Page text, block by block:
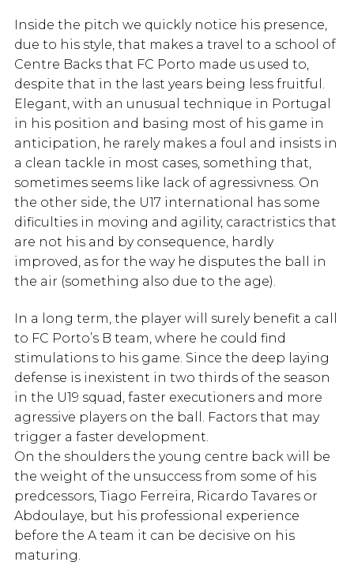
Inside the pitch we quickly notice his presence,
due to his style, that makes a travel to a school of
Centre Backs that FC Porto made us used to,
despite that in the last years being less fruitful.
Elegant, with an unusual technique in Portugal
in his position and basing most of his game in
anticipation, he rarely makes a foul and insists in
a clean tackle in most cases, something that,
sometimes seems like lack of agressivness. On
the other side, the U17 international has some
dificulties in moving and agility, caractristics that
are not his and by consequence, hardly
improved, as for the way he disputes the ball in
the air (something also due to the age).
In a long term, the player will surely benefit a call
to FC Porto’s B team, where he could find
stimulations to his game. Since the deep laying
defense is inexistent in two thirds of the season
in the U19 squad, faster executioners and more
agressive players on the ball. Factors that may
trigger a faster development.
On the shoulders the young centre back will be
the weight of the unsuccess from some of his
predcessors, Tiago Ferreira, Ricardo Tavares or
Abdoulaye, but his professional experience
before the A team it can be decisive on his
maturing.